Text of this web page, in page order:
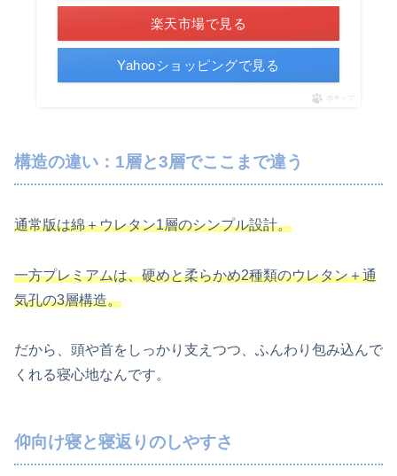
楽天市場で見る
Yahooショッピングで見る
ポチップ
構造の違い：1層と3層でここまで違う
通常版は綿＋ウレタン1層のシンプル設計。
一方プレミアムは、硬めと柔らかめ2種類のウレタン＋通
気孔の3層構造。
だから、頭や首をしっかり支えつつ、ふんわり包み込んで
くれる寝心地なんです。
仰向け寝と寝返りのしやすさ